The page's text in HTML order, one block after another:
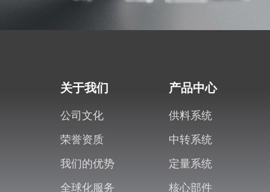
关于我们
公司文化
荣誉资质
我们的优势
全球化服务
产品中心
供料系统
中转系统
定量系统
核心部件